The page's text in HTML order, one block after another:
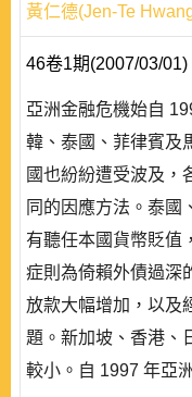
黃仁德(Jen-Te
46卷1期(2007/03/01)
亞洲金融危機始自
韓、泰國、菲律賓及
國也紛紛遭受波及，
同的因應方法。泰國
有聽任本國貨幣貶值
症則為倚賴外債過深
放款大幅增加，以及
題。新加坡、香港、
較小。自 1997 年亞